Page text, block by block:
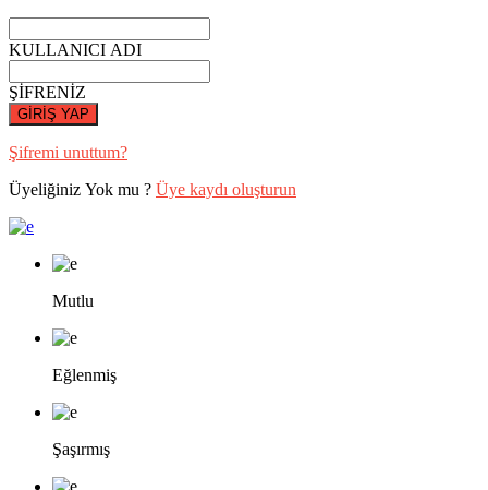
KULLANICI ADI
ŞİFRENİZ
GİRİŞ YAP
Şifremi unuttum?
Üyeliğiniz Yok mu ? Üye kaydı oluşturun
Mutlu
Eğlenmiş
Şaşırmış